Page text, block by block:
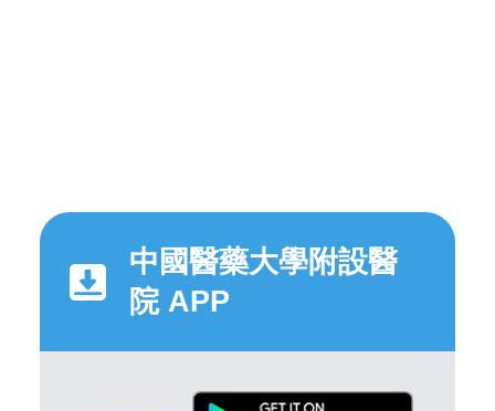
中國醫藥大學附設醫
院 APP